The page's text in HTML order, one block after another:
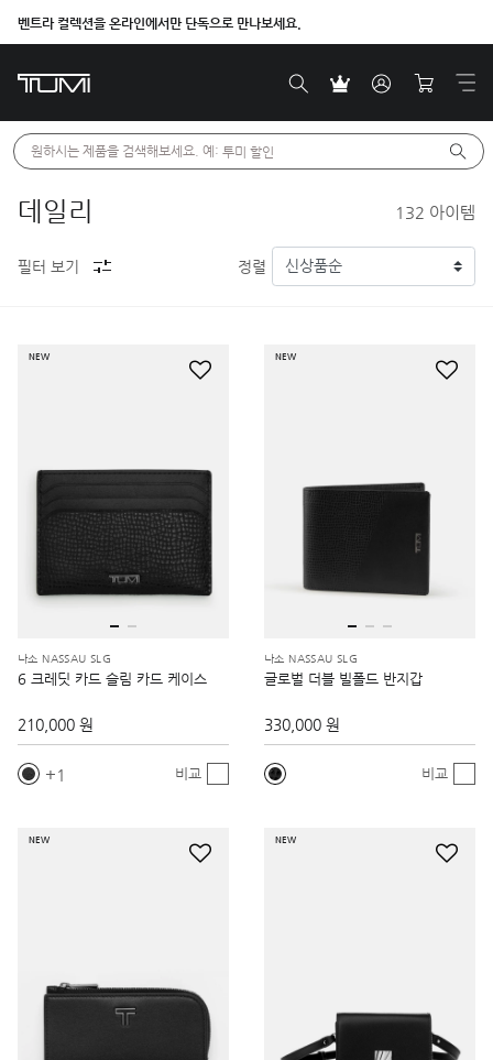
벤트라 컬렉션을 온라인에서만 단독으로 만나보세요.
원하시는 제품을 검색해보세요. 예: 투미 할인
데일리 132 아이템
필터 보기 정렬
NEW
나소 NASSAU SLG
6 크레딧 카드 슬림 카드 케이스
210,000 원
1 비교
NEW
나소 NASSAU SLG
글로벌 더블 빌폴드 반지갑
330,000 원
비교
NEW NEW